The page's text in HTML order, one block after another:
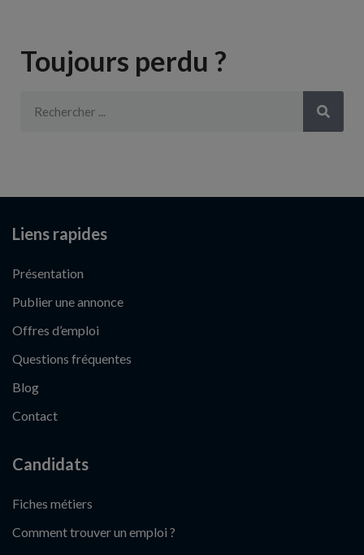
Toujours perdu ?
Liens rapides
Présentation
Publier une annonce
Offres d’emploi
Questions fréquentes
Blog
Contact
Candidats
Fiches métiers
Comment trouver un emploi ?